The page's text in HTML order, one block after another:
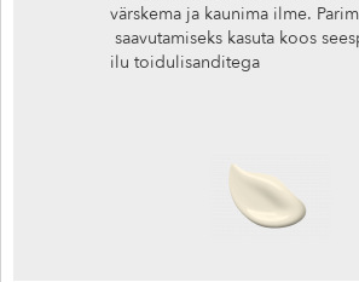
värskema ja kaunima ilme.
saavutamiseks kasuta koos
ilu toidulisanditega